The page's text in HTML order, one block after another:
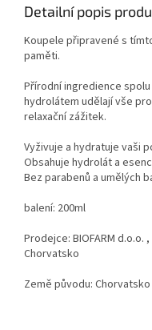
Detailní popis
Koupele připravené s
paměti.
Přírodní ingredience
hydrolátem udělají vše
relaxační zážitek.
Vyživuje a hydratuje vaši
Obsahuje hydrolát a
Bez parabenů a umělých
balení: 200ml
Prodejce: BIOFARM d.o.o.
Chorvatsko
Země původu: Chorvatsko